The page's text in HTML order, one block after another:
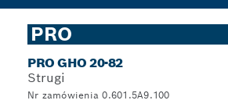
PRO
PRO GHO 20-82
Strugi
Nr zamówienia 0.601.5A9.100